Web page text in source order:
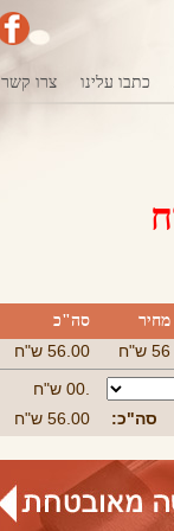
כתבו עלינו צרו קשר
מחיר סה"כ
56 ש"ח
56.00 ש"ח
סה"כ:
56.00 ש"ח